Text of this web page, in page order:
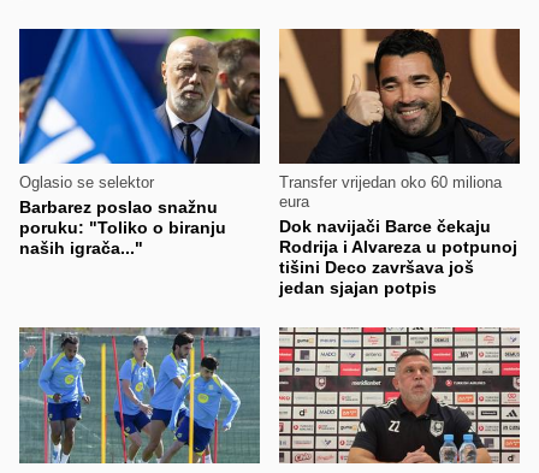
Oglasio se selektor
Barbarez poslao snažnu
poruku: "Toliko o biranju
naših igrača..."
Transfer vrijedan oko 60 miliona
eura
Dok navijači Barce čekaju
Rodrija i Alvareza u potpunoj
tišini Deco završava još
jedan sjajan potpis